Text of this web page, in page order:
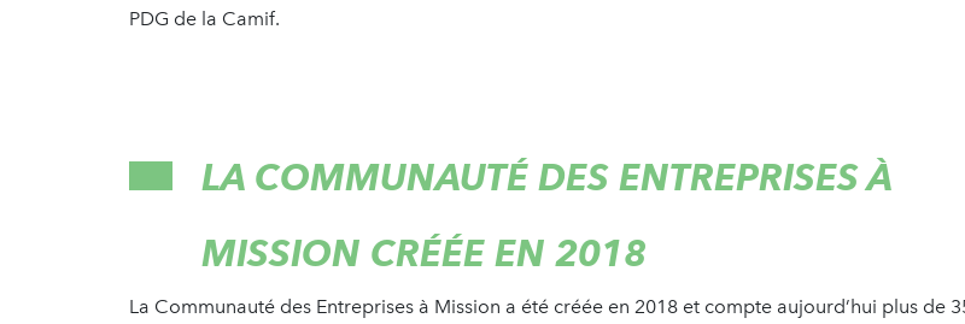
PDG de la Camif.
LA COMMUNAUTÉ DES ENTREPRISES À
MISSION CRÉÉE EN 2018
La Communauté des Entreprises à Mission a été créée en 2018 et compte aujourd’hui plus de